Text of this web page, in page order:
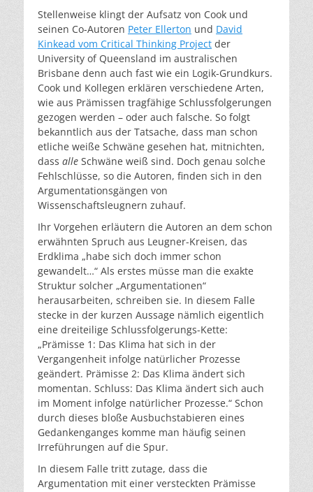
Stellenweise klingt der Aufsatz von Cook und
seinen Co-Autoren Peter Ellerton und David
Kinkead vom Critical Thinking Project der
University of Queensland im australischen
Brisbane denn auch fast wie ein Logik-Grundkurs.
Cook und Kollegen erklären verschiedene Arten,
wie aus Prämissen tragfähige Schlussfolgerungen
gezogen werden – oder auch falsche. So folgt
bekanntlich aus der Tatsache, dass man schon
etliche weiße Schwäne gesehen hat, mitnichten,
dass alle Schwäne weiß sind. Doch genau solche
Fehlschlüsse, so die Autoren, finden sich in den
Argumentationsgängen von
Wissenschaftsleugnern zuhauf.
Ihr Vorgehen erläutern die Autoren an dem schon
erwähnten Spruch aus Leugner-Kreisen, das
Erdklima „habe sich doch immer schon
gewandelt…“ Als erstes müsse man die exakte
Struktur solcher „Argumentationen“
herausarbeiten, schreiben sie. In diesem Falle
stecke in der kurzen Aussage nämlich eigentlich
eine dreiteilige Schlussfolgerungs-Kette:
„Prämisse 1: Das Klima hat sich in der
Vergangenheit infolge natürlicher Prozesse
geändert. Prämisse 2: Das Klima ändert sich
momentan. Schluss: Das Klima ändert sich auch
im Moment infolge natürlicher Prozesse.“ Schon
durch dieses bloße Ausbuchstabieren eines
Gedankenganges komme man häufig seinen
Irreführungen auf die Spur.
In diesem Falle tritt zutage, dass die
Argumentation mit einer versteckten Prämisse